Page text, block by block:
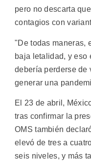
pero no descarta
contagios con
"De todas maneras,
baja letalidad, y eso
debería perderse de
generar una
El 23 de abril,
tras confirmar la
OMS también
elevó de tres a
seis niveles, y más